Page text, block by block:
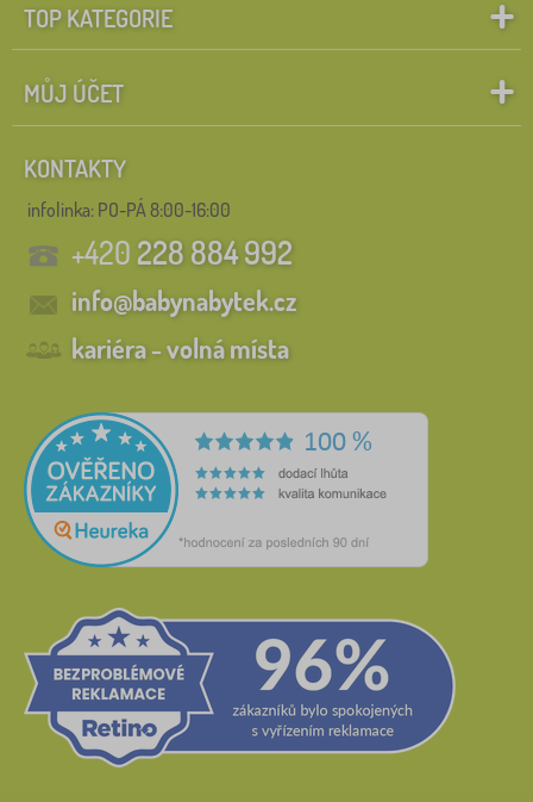
TOP KATEGORIE
MŮJ ÚČET
KONTAKTY
infolinka: PO-PÁ 8:00-16:00
+420228 884 992
info@babynabytek.cz
kariéra - volná místa